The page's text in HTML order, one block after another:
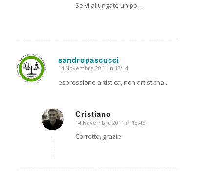
Se vi allungate un po…
sandropascucci
dice:
14 Novembre 2011 in 13:14
espressione artistica, non artisticha..
Cristiano
dice:
14 Novembre 2011 in 13:45
Corretto, grazie.